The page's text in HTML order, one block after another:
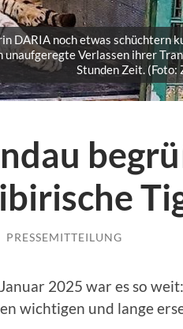
DARIA noch etwas schüchtern
unaufgeregte Verlassen ihrer
Stunden Zeit. (Foto:
PRESSEMITTEILUNG
2025 war es so
wichtigen und lange